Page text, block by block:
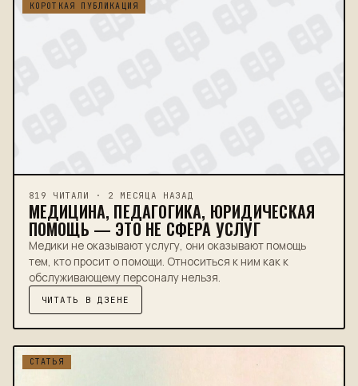
КОРОТКАЯ ПУБЛИКАЦИЯ
819 ЧИТАЛИ · 2 МЕСЯЦА НАЗАД
МЕДИЦИНА, ПЕДАГОГИКА, ЮРИДИЧЕСКАЯ
ПОМОЩЬ — ЭТО НЕ СФЕРА УСЛУГ
Медики не оказывают услугу, они оказывают помощь
тем, кто просит о помощи. Относиться к ним как к
обслуживающему персоналу нельзя.
ЧИТАТЬ В ДЗЕНЕ
СТАТЬЯ